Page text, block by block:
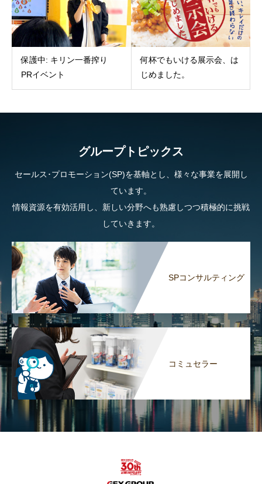
保護中: キリン一番搾り
PRイベント
何杯でもいける展示会、は
じめました。
グループトピックス
セールス･プロモーション(SP)を基軸とし、様々な事業を展開し
ています。
情報資源を有効活用し、新しい分野へも熟慮しつつ積極的に挑戦
していきます。
SPコンサルティング
コミュセラー